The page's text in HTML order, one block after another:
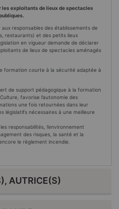
exploitants de lieux de spectacles
responsables des établissements de
restaurants) et des petits lieux
en vigueur demande de déclarer
de lieux de spectacles aménagés
formation courte à la sécurité adaptée à
de support pédagogique à la formation
favorise l’autonomie des
une fois retournées dans leur
législatifs nécessaires à une meilleure
responsabilités, l’environnement
des risques, la santé et la
le règlement incendie.
AUTRICE(S)